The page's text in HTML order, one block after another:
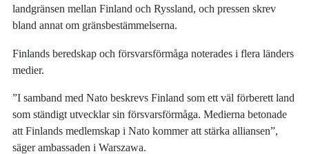
landgränsen mellan Finland och Ryssland, och pressen skrev
bland annat om gränsbestämmelserna.
Finlands beredskap och försvarsförmåga noterades i flera länders
medier.
”I samband med Nato beskrevs Finland som ett väl förberett land
som ständigt utvecklar sin försvarsförmåga. Medierna betonade
att Finlands medlemskap i Nato kommer att stärka alliansen”,
säger ambassaden i Warszawa.